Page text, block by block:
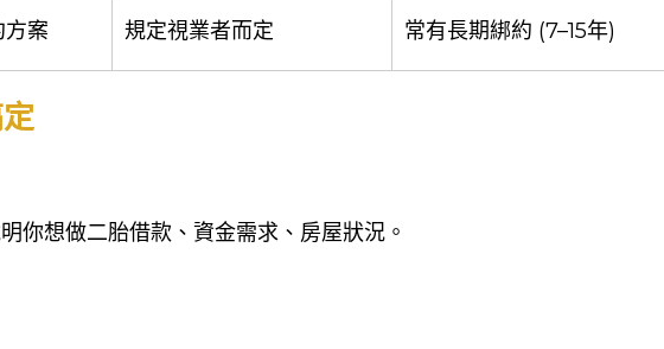
方案 規定視業者而定 常有長期綁約 (7–15年)
你想做二胎借款、資金需求、房屋狀況。